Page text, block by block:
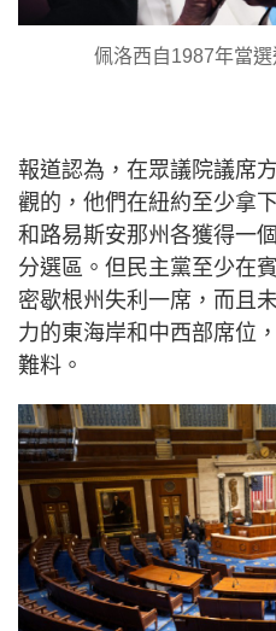
佩洛西自1987年當
報道認為，在眾議院議席
觀的，他們在紐約至少拿
和路易斯安那州各獲得一
分選區。但民主黨至少在
密歇根州失利一席，而且
力的東海岸和中西部席位
難料。